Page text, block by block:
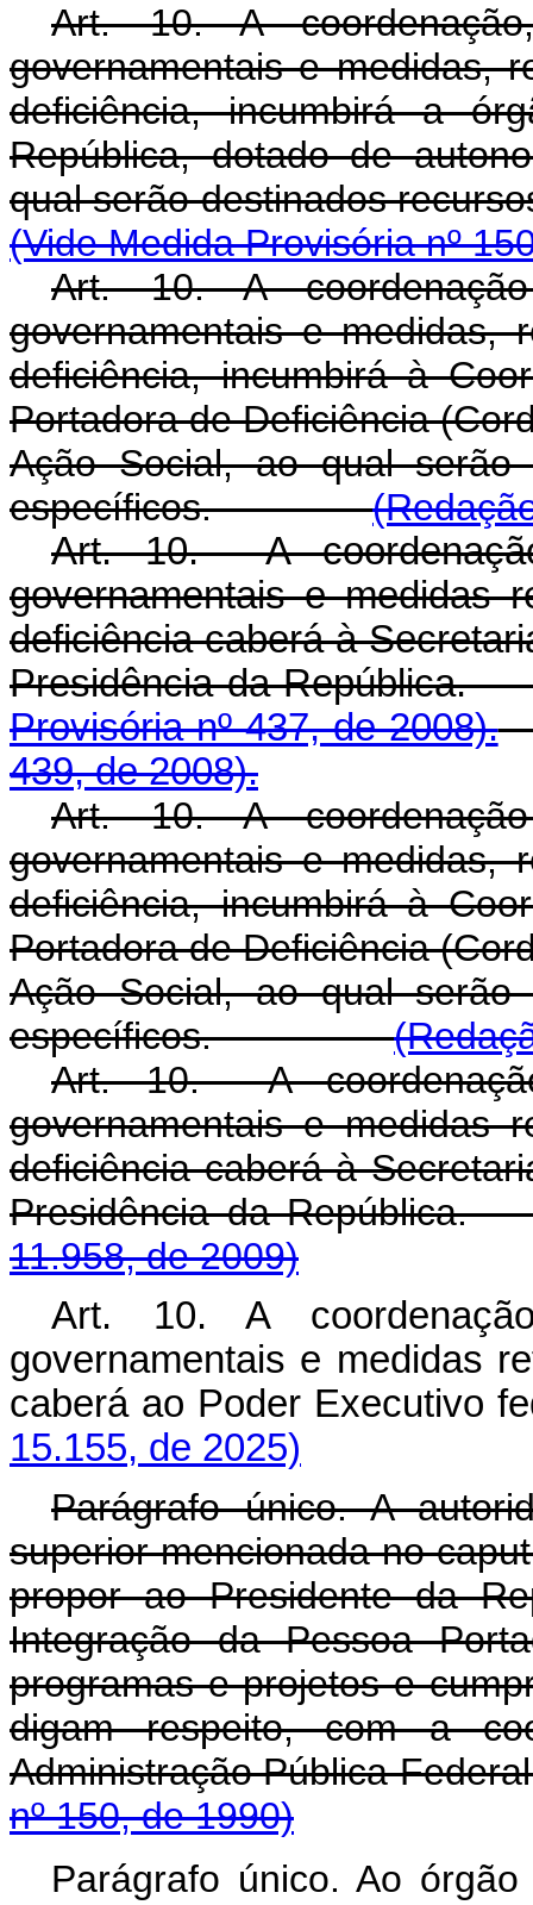
Art. 10. A
governamentais e medidas,
deficiência, incumbirá a
República, dotado de
qual serão destinados
(Vide Medida Provisória nº
Art. 10. A
governamentais e medidas,
deficiência, incumbirá à
Portadora de Deficiência
Ação Social, ao qual serão
específicos.
Art. 10. A
governamentais e medidas
deficiência caberá à
Presidência da
Provisória nº 437, de 2008).
439, de 2008).
Art. 10. A
governamentais e medidas,
deficiência, incumbirá à
Portadora de Deficiência
Ação Social, ao qual serão
específicos.
Art. 10. A
governamentais e medidas
deficiência caberá à
Presidência da
11.958, de 2009)
Art. 10. A
governamentais e medidas
caberá ao Poder
15.155, de 2025)
Parágrafo único. A
superior mencionada no
propor ao Presidente da
Integração da Pessoa
programas e projetos e
digam respeito, com a
Administração
nº 150, de 1990)
Parágrafo único. Ao